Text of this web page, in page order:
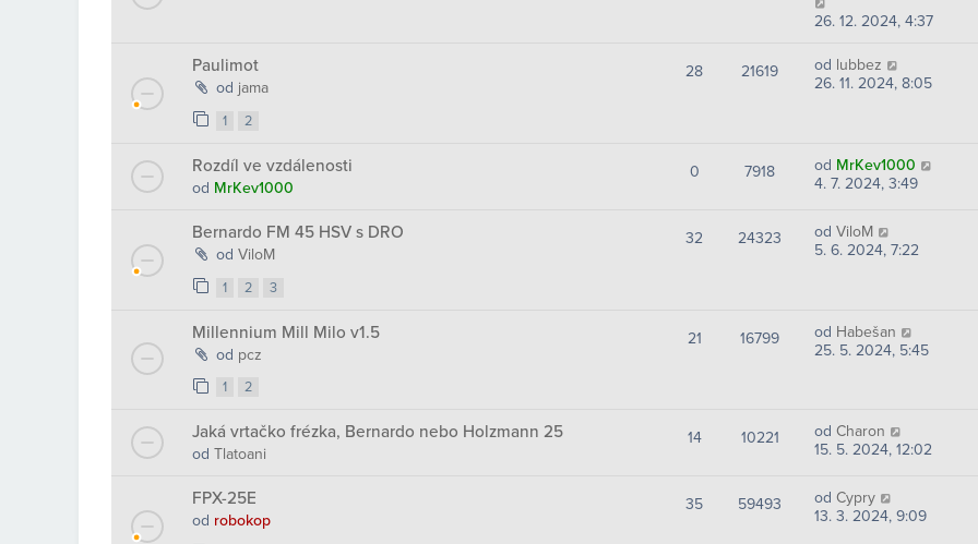
26. 12. 2024, 4:37
Paulimot
od jama
1 2
28 21619 od lubbez
26. 11. 2024, 8:05
Rozdíl ve vzdálenosti
od MrKev1000
0 7918 od MrKev1000
4. 7. 2024, 3:49
Bernardo FM 45 HSV s DRO
od ViloM
1 2 3
32 24323 od ViloM
5. 6. 2024, 7:22
Millennium Mill Milo v1.5
od pcz
1 2
21 16799 od Habešan
25. 5. 2024, 5:45
Jaká vrtačko frézka, Bernardo nebo Holzmann 25
od Tlatoani
14 10221 od Charon
15. 5. 2024, 12:02
FPX-25E
od robokop
35 59493 od Cypry
13. 3. 2024, 9:09